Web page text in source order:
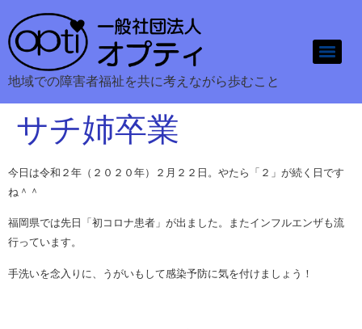
地域での障害者福祉を共に考えながら歩むこと
サチ姉卒業
今日は令和２年（２０２０年）２月２２日。やたら「２」が続く日です
ね＾＾
福岡県では先日「初コロナ患者」が出ました。またインフルエンザも流
行っています。
手洗いを念入りに、うがいもして感染予防に気を付けましょう！